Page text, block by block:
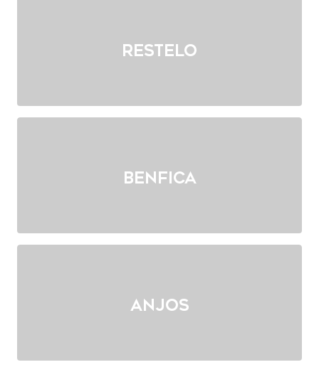
Restelo
Benfica
Anjos